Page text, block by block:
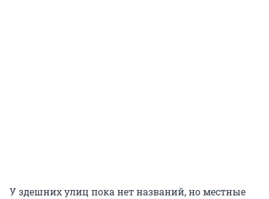
У здешних улиц пока нет названий, но местные